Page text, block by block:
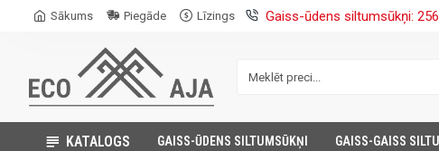
Sākums Piegāde Līzings Gaiss-ūdens siltumsūkņi:
KATALOGS GAISS-ŪDENS SILTUMSŪKŅI GAISS-GAISS